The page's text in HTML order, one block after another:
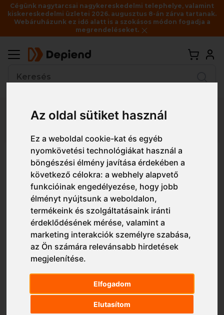
Az oldal sütiket használ
Ez a weboldal cookie-kat és egyéb
nyomkövetési technológiákat használ a
böngészési élmény javítása érdekében a
következő célokra:a webhely alapvető
funkcióinak engedélyezése, hogy jobb
élményt nyújtsunk a weboldalon,
termékeink és szolgáltatásaink iránti
érdeklődésének mérése, valamint a
marketing interakciók személyre szabása,
az Ön számára relevánsabb hirdetések
megjelenítése.
Elfogadom
Elutasítom
Cégünk nagytarcsai nagykereskedelmi telephelye, valamint
kiskereskedelmi üzletei 2026. augusztus 8-án zárva tartanak.
Webáruházunk ez idő alatt is a szokásos módon fogadja a
megrendeléseket.
Részletes nézet Egyszerű nézet
51000026 Cederroth DIN
utántöltő elsősegély-készlet